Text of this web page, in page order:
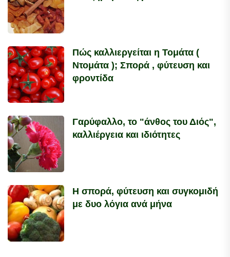
Πώς καλλιεργείται η Τομάτα (
Ντομάτα ); Σπορά , φύτευση και
φροντίδα
Γαρύφαλλο, το "άνθος του Διός",
καλλιέργεια και ιδιότητες
Η σπορά, φύτευση και συγκομιδή
με δυο λόγια ανά μήνα